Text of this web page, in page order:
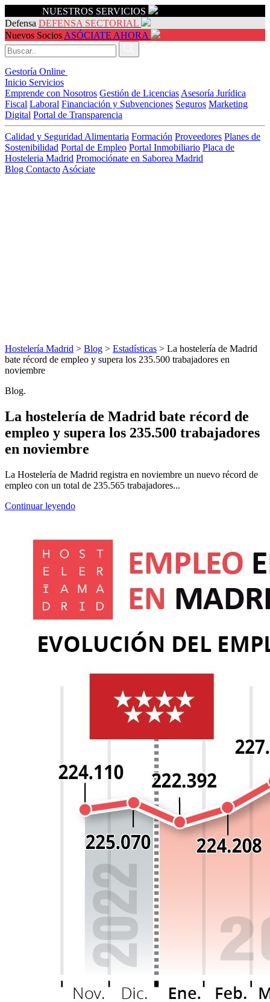
NUESTROS SERVICIOS
Defensa DEFENSA SECTORIAL
Nuevos Socios ASÓCIATE AHORA
Gestoría Online
Inicio Servicios
Emprende con Nosotros Gestión de Licencias Asesoría Jurídica
Fiscal Laboral Financiación y Subvenciones Seguros Marketing
Digital Portal de Transparencia
Calidad y Seguridad Alimentaria Formación Proveedores Planes de
Sostenibilidad Portal de Empleo Portal Inmobiliario Placa de
Hosteleria Madrid Promociónate en Saborea Madrid
Blog Contacto Asóciate
Hostelería Madrid > Blog > Estadísticas > La hostelería de Madrid
bate récord de empleo y supera los 235.500 trabajadores en
noviembre
Blog.
La hostelería de Madrid bate récord de
empleo y supera los 235.500 trabajadores
en noviembre
La Hostelería de Madrid registra en noviembre un nuevo récord de
empleo con un total de 235.565 trabajadores...
Continuar leyendo